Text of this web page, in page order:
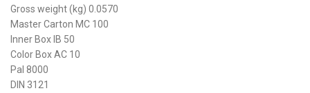
Gross weight (kg) 0.0570
Master Carton MC 100
Inner Box IB 50
Color Box AC 10
Pal 8000
DIN 3121